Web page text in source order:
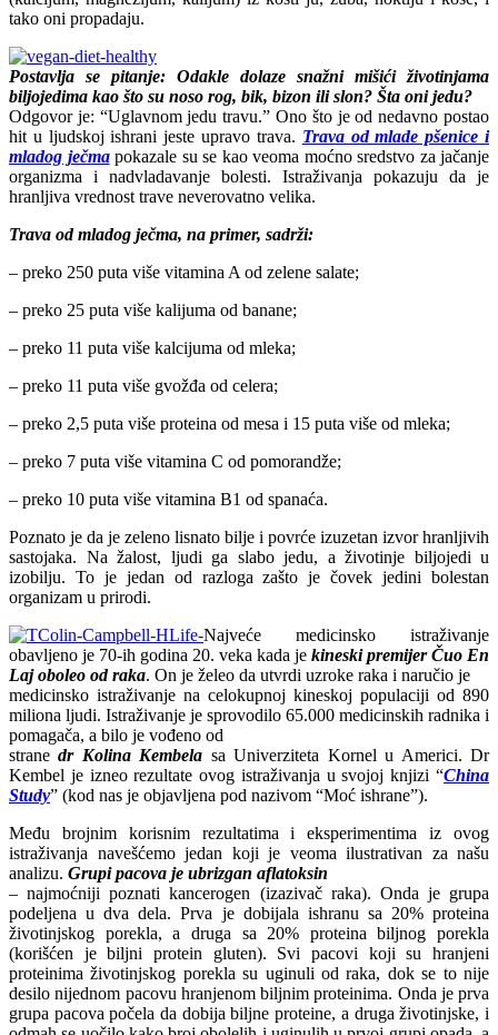
tako oni propadaju.
Postavlja se pitanje: Odakle dolaze snažni mišići životinjama
biljojedima kao što su noso rog, bik, bizon ili slon? Šta oni jedu?
Odgovor je: “Uglavnom jedu travu.” Ono što je od nedavno postao
hit u ljudskoj ishrani jeste upravo trava. Trava od mlade pšenice i
mladog ječmapokazale su se kao veoma moćno sredstvo za jačanje
organizma i nadvladavanje bolesti. Istraživanja pokazuju da je
hranljiva vrednost trave neverovatno velika.
Trava od mladog ječma, na primer, sadrži:
– preko 250 puta više vitamina A od zelene salate;
– preko 25 puta više kalijuma od banane;
– preko 11 puta više kalcijuma od mleka;
– preko 11 puta više gvožđa od celera;
– preko 2,5 puta više proteina od mesa i 15 puta više od mleka;
– preko 7 puta više vitamina C od pomorandže;
– preko 10 puta više vitamina B1 od spanaća.
Poznato je da je zeleno lisnato bilje i povrće izuzetan izvor hranljivih
sastojaka. Na žalost, ljudi ga slabo jedu, a životinje biljojedi u
izobilju. To je jedan od razloga zašto je čovek jedini bolestan
organizam u prirodi.
Najveće medicinsko istraživanje
obavljeno je 70-ih godina 20. veka kada je kineski premijer Čuo En
Laj oboleo od raka. On je želeo da utvrdi uzroke raka i naručio je
medicinsko istraživanje na celokupnoj kineskoj populaciji od 890
miliona ljudi. Istraživanje je sprovodilo 65.000 medicinskih radnika i
pomagača, a bilo je vođeno od
stranedr Kolina Kembela sa Univerziteta Kornel u Americi. Dr
Kembel je izneo rezultate ovog istraživanja u svojoj knjizi “China
Study” (kod nas je objavljena pod nazivom “Moć ishrane”).
Među brojnim korisnim rezultatima i eksperimentima iz ovog
istraživanja navešćemo jedan koji je veoma ilustrativan za našu
analizu. Grupi pacova je ubrizgan aflatoksin
– najmoćniji poznati kancerogen (izazivač raka). Onda je grupa
podeljena u dva dela. Prva je dobijala ishranu sa 20% proteina
životinjskog porekla, a druga sa 20% proteina biljnog porekla
(korišćen je biljni protein gluten). Svi pacovi koji su hranjeni
proteinima životinjskog porekla su uginuli od raka, dok se to nije
desilo nijednom pacovu hranjenom biljnim proteinima. Onda je prva
grupa pacova počela da dobija biljne proteine, a druga životinjske, i